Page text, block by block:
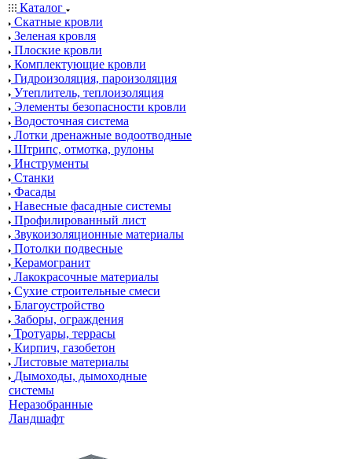
Каталог
Скатные кровли
Зеленая кровля
Плоские кровли
Комплектующие кровли
Гидроизоляция, пароизоляция
Утеплитель, теплоизоляция
Элементы безопасности кровли
Водосточная система
Лотки дренажные водоотводные
Штрипс, отмотка, рулоны
Инструменты
Станки
Фасады
Навесные фасадные системы
Профилированный лист
Звукоизоляционные материалы
Потолки подвесные
Керамогранит
Лакокрасочные материалы
Сухие строительные смеси
Благоустройство
Заборы, ограждения
Тротуары, террасы
Кирпич, газобетон
Листовые материалы
Дымоходы, дымоходные
системы
Неразобранные
Ландшафт